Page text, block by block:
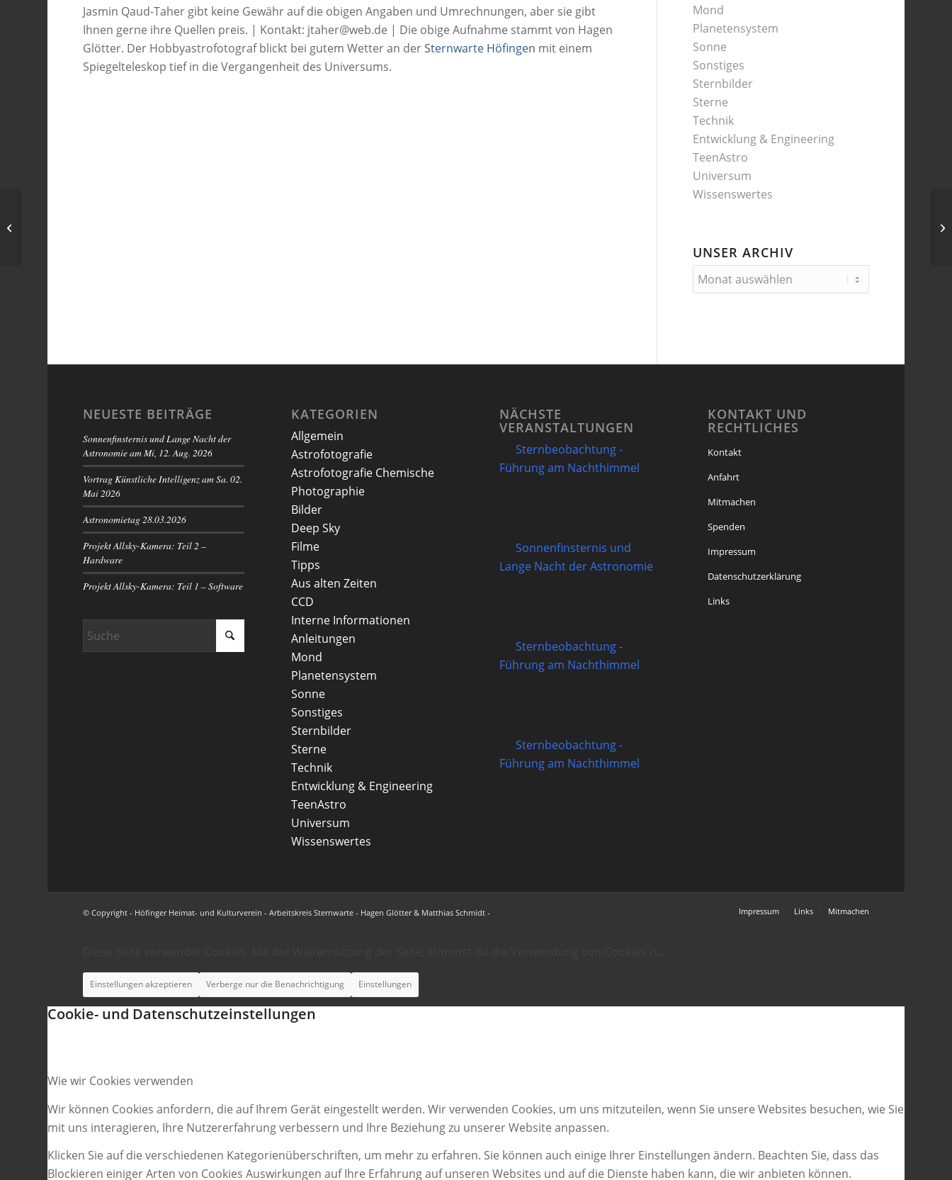
Jasmin Qaud-Taher gibt keine Gewähr auf die obigen Angaben und Umrechnungen, aber sie gibt
Ihnen gerne ihre Quellen preis. | Kontakt: jtaher@web.de | Die obige Aufnahme stammt von Hagen
Glötter. Der Hobbyastrofotograf blickt bei gutem Wetter an derSternwarte Höfingen mit einem
Spiegelteleskop tief in die Vergangenheit des Universums.
Mond
Planetensystem
Sonne
Sonstiges
Sternbilder
Sterne
Technik
Entwicklung & Engineering
TeenAstro
Universum
Wissenswertes
UNSER ARCHIV
NEUESTE BEITRÄGE
Sonnenfinsternis und Lange Nacht der
Astronomie am Mi, 12. Aug. 2026
Vortrag Künstliche Intelligenz am Sa. 02.
Mai 2026
Astronomietag 28.03.2026
Projekt Allsky-Kamera: Teil 2 –
Hardware
Projekt Allsky-Kamera: Teil 1 – Software
KATEGORIEN
Allgemein
Astrofotografie
Astrofotografie Chemische
Photographie
Bilder
Deep Sky
Filme
Tipps
Aus alten Zeiten
CCD
Interne Informationen
Anleitungen
Mond
Planetensystem
Sonne
Sonstiges
Sternbilder
Sterne
Technik
Entwicklung & Engineering
TeenAstro
Universum
Wissenswertes
NÄCHSTE
VERANSTALTUNGEN
Sternbeobachtung -
Führung am Nachthimmel
Sonnenfinsternis und
Lange Nacht der Astronomie
Sternbeobachtung -
Führung am Nachthimmel
Sternbeobachtung -
Führung am Nachthimmel
KONTAKT UND
RECHTLICHES
Kontakt
Anfahrt
Mitmachen
Spenden
Impressum
Datenschutzerklärung
Links
© Copyright - Höfinger Heimat- und Kulturverein - Arbeitskreis Sternwarte - Hagen Glötter & Matthias Schmidt - Impressum Links Mitmachen
Einstellungen akzeptieren Verberge nur die Benachrichtigung Einstellungen
Cookie- und Datenschutzeinstellungen
Wie wir Cookies verwenden
Wir können Cookies anfordern, die auf Ihrem Gerät eingestellt werden. Wir verwenden Cookies, um uns mitzuteilen, wenn Sie unsere Websites besuchen, wie Sie
mit uns interagieren, Ihre Nutzererfahrung verbessern und Ihre Beziehung zu unserer Website anpassen.
Klicken Sie auf die verschiedenen Kategorienüberschriften, um mehr zu erfahren. Sie können auch einige Ihrer Einstellungen ändern. Beachten Sie, dass das
Blockieren einiger Arten von Cookies Auswirkungen auf Ihre Erfahrung auf unseren Websites und auf die Dienste haben kann, die wir anbieten können.